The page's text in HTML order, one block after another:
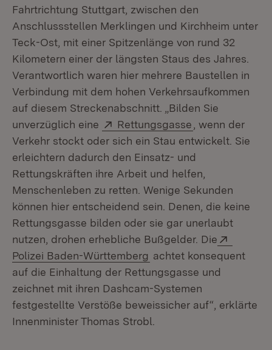
Fahrtrichtung Stuttgart, zwischen den
Anschlussstellen Merklingen und Kirchheim unter
Teck-Ost, mit einer Spitzenlänge von rund 32
Kilometern einer der längsten Staus des Jahres.
Verantwortlich waren hier mehrere Baustellen in
Verbindung mit dem hohen Verkehrsaufkommen
auf diesem Streckenabschnitt. „Bilden Sie
unverzüglich eine
Extern:
Rettungsgasse (Öffnet in
, wenn der
Verkehr stockt oder sich ein Stau entwickelt. Sie
erleichtern dadurch den Einsatz- und
Rettungskräften ihre Arbeit und helfen,
Menschenleben zu retten. Wenige Sekunden
können hier entscheidend sein. Denen, die keine
Rettungsgasse bilden oder sie gar unerlaubt
nutzen, drohen erhebliche Bußgelder. Die
Polizei Baden-Württemberg (Öffnet in neuem
achtet konsequent
auf die Einhaltung der Rettungsgasse und
zeichnet mit ihren Dashcam-Systemen
festgestellte Verstöße beweissicher auf“, erklärte
Innenminister Thomas Strobl.